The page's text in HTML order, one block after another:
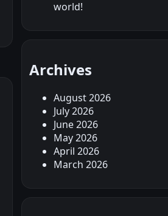
world!
Archives
August 2026
July 2026
June 2026
May 2026
April 2026
March 2026